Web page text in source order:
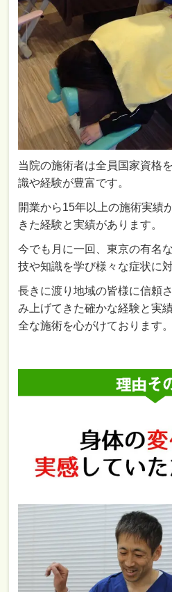
当院の施術者は全員国家資格
識や経験が豊富です。
開業から15年以上の施術実績
きた経験と実績があります。
今でも月に一回、東京の有名
技や知識を学び様々な症状に
長きに渡り地域の皆様に信頼
み上げてきた確かな経験と実
全な施術を心がけております。